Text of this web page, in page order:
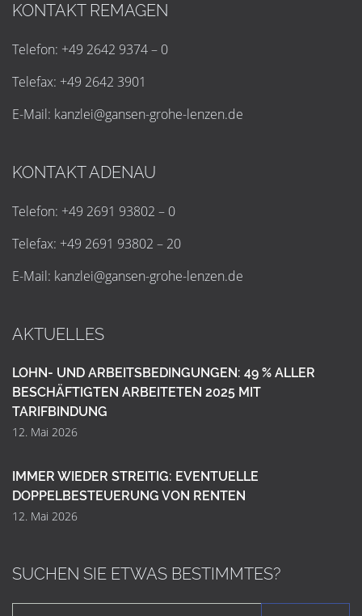
KONTAKT REMAGEN
Telefon: +49 2642 9374 – 0
Telefax: +49 2642 3901
E-Mail: kanzlei@gansen-grohe-lenzen.de
KONTAKT ADENAU
Telefon: +49 2691 93802 – 0
Telefax: +49 2691 93802 – 20
E-Mail: kanzlei@gansen-grohe-lenzen.de
AKTUELLES
LOHN- UND ARBEITSBEDINGUNGEN: 49 % ALLER
BESCHÄFTIGTEN ARBEITETEN 2025 MIT
TARIFBINDUNG
12. Mai 2026
IMMER WIEDER STREITIG: EVENTUELLE
DOPPELBESTEUERUNG VON RENTEN
12. Mai 2026
SUCHEN SIE ETWAS BESTIMMTES?